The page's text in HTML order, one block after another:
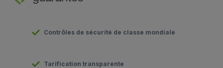
Contrôles de sécurité de classe mondiale
Tarification transparente